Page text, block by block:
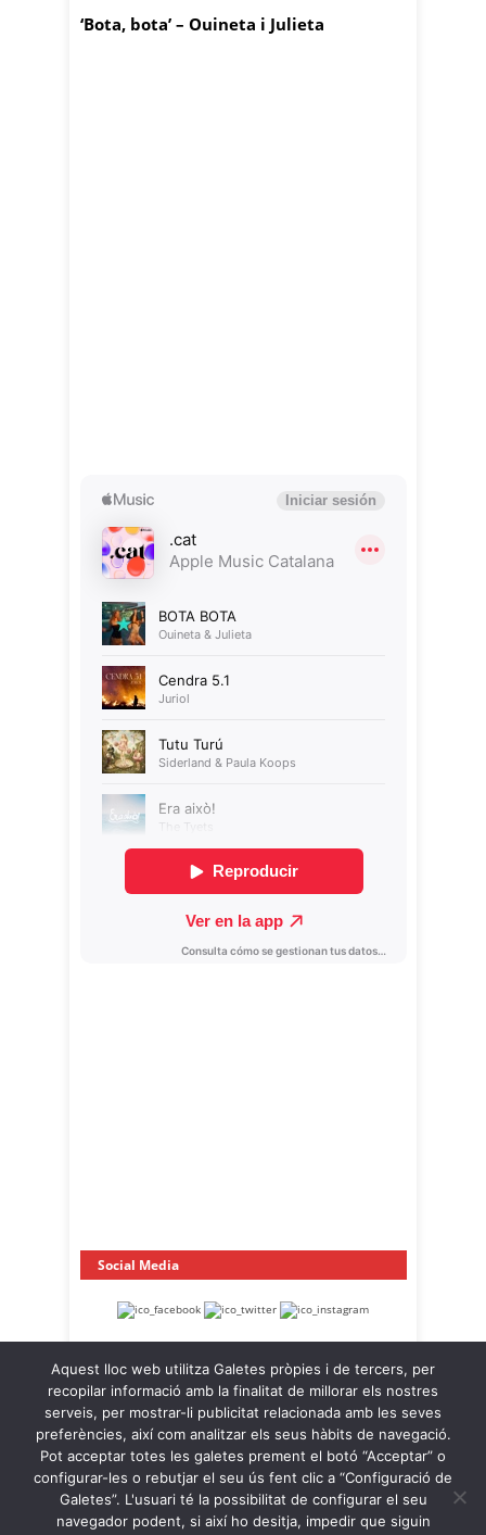
‘Bota, bota’ – Ouineta i Julieta
Social Media
OnaCat.Ràdio -- Powered by OnaCat.Ràdio
Notícies A la Carta
OnaCat.Ràdio Directe
Aquest lloc web utilitza Galetes pròpies i de tercers, per
recopilar informació amb la finalitat de millorar els nostres
serveis, per mostrar-li publicitat relacionada amb les seves
preferències, així com analitzar els seus hàbits de navegació.
Pot acceptar totes les galetes prement el botó “Acceptar” o
configurar-les o rebutjar el seu ús fent clic a “Configuració de
Galetes”. L'usuari té la possibilitat de configurar el seu
navegador podent, si així ho desitja, impedir que siguin